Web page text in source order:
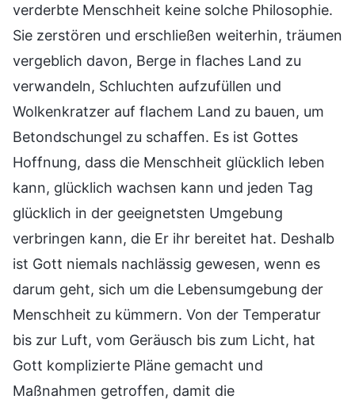
verderbte Menschheit keine solche Philosophie.
Sie zerstören und erschließen weiterhin, träumen
vergeblich davon, Berge in flaches Land zu
verwandeln, Schluchten aufzufüllen und
Wolkenkratzer auf flachem Land zu bauen, um
Betondschungel zu schaffen. Es ist Gottes
Hoffnung, dass die Menschheit glücklich leben
kann, glücklich wachsen kann und jeden Tag
glücklich in der geeignetsten Umgebung
verbringen kann, die Er ihr bereitet hat. Deshalb
ist Gott niemals nachlässig gewesen, wenn es
darum geht, sich um die Lebensumgebung der
Menschheit zu kümmern. Von der Temperatur
bis zur Luft, vom Geräusch bis zum Licht, hat
Gott komplizierte Pläne gemacht und
Maßnahmen getroffen, damit die